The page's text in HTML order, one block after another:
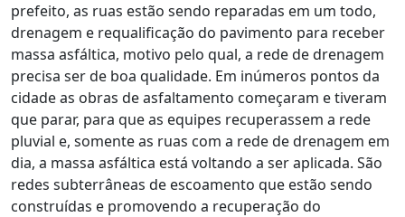
prefeito, as ruas estão sendo reparadas em um todo,
drenagem e requalificação do pavimento para receber
massa asfáltica, motivo pelo qual, a rede de drenagem
precisa ser de boa qualidade. Em inúmeros pontos da
cidade as obras de asfaltamento começaram e tiveram
que parar, para que as equipes recuperassem a rede
pluvial e, somente as ruas com a rede de drenagem em
dia, a massa asfáltica está voltando a ser aplicada. São
redes subterrâneas de escoamento que estão sendo
construídas e promovendo a recuperação do